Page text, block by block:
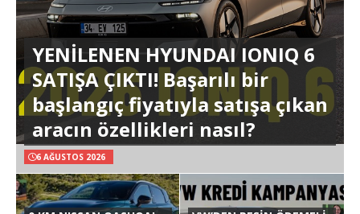
YENİLENEN HYUNDAI IONIQ 6
SATIŞA ÇIKTI! Başarılı bir
başlangıç fiyatıyla satışa çıkan
aracın özellikleri nasıl?
6 AĞUSTOS 2026